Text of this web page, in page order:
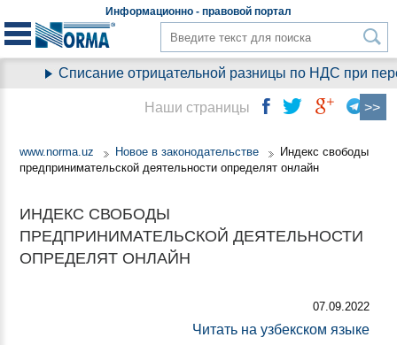
Информационно - правовой портал
Списание отрицательной разницы по НДС при
www.norma.uz Новое в законодательстве
Индекс свободы
предпринимательской деятельности определят онлайн
ИНДЕКС СВОБОДЫ
ПРЕДПРИНИМАТЕЛЬСКОЙ ДЕЯТЕЛЬНОСТИ
ОПРЕДЕЛЯТ ОНЛАЙН
07.09.2022
Читать на узбекском языке
Наши страницы